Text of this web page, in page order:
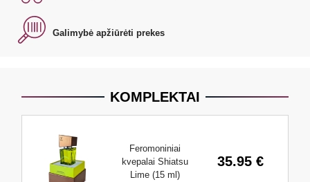
Galimybė apžiūrėti prekes
KOMPLEKTAI
Feromoniniai
kvepalai Shiatsu
Lime (15 ml)
35.95 €